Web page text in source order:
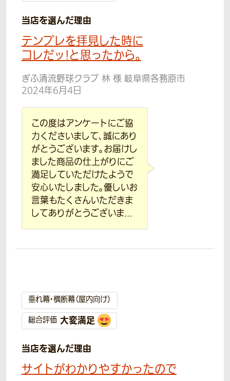
当店を選んだ理由
テンプレを拝見した時に
コレだッ!と思ったから。
ぎふ清流野球クラブ 林 様 岐阜県各務原市
2024年6月4日
この度はアンケートにご協
力くださいまして、誠にあり
がとうございます。お届けし
ました商品の仕上がりにご
満足していただけたようで
安心いたしました。優しいお
言葉もたくさんいただきま
してありがとうございま...
垂れ幕・横断幕（屋内向け）
総合評価 大変満足
当店を選んだ理由
サイトがわかりやすかったので